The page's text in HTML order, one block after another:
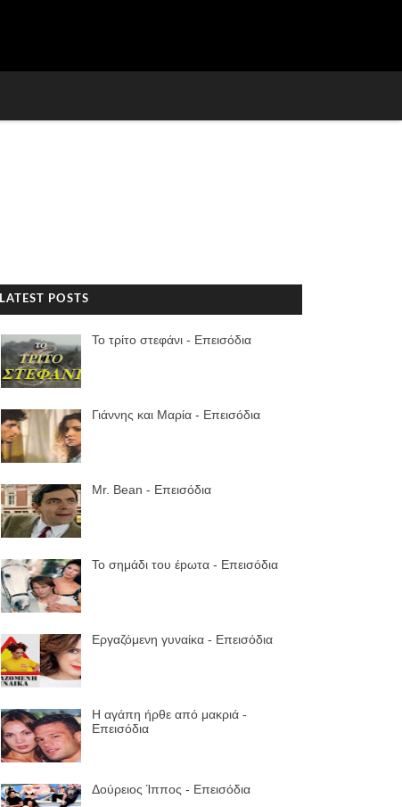
LATEST POSTS
Το τρίτο στεφάνι - Επεισόδια
Γιάννης και Μαρία - Επεισόδια
Mr. Bean - Επεισόδια
Το σημάδι του έpωτα - Επεισόδια
Εργαζόμενη γυναίκα - Επεισόδια
Η αγάπη ήρθε από μακριά -
Επεισόδια
Δούρειος Ίππος - Επεισόδια